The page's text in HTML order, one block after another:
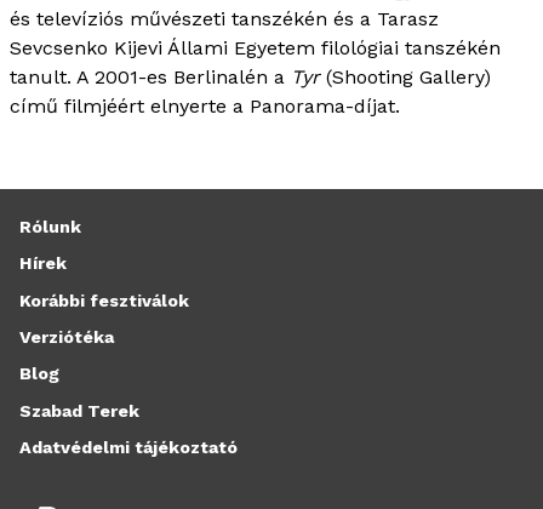
és televíziós művészeti tanszékén és a Tarasz
Sevcsenko Kijevi Állami Egyetem filológiai tanszékén
tanult. A 2001-es Berlinalén a Tyr(Shooting Gallery)
című filmjéért elnyerte a Panorama-díjat.
Rólunk
Hírek
Korábbi fesztiválok
Verziótéka
Blog
Szabad Terek
Adatvédelmi tájékoztató